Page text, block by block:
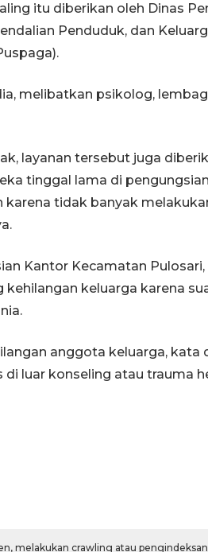
itu diberikan oleh Dinas
Penduduk, dan
melibatkan psikolog,
layanan tersebut juga
tinggal lama di
karena tidak banyak
Kantor Kecamatan
kehilangan keluarga karena
anggota keluarga, kata
di luar konseling atau trauma
melakukan crawling atau